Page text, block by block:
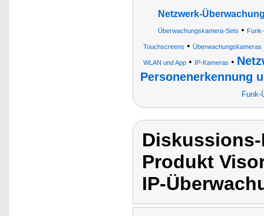
Netzwerk-
Überwachungskamera-Sets •
Touchscreens • Überwachungskameras
WLAN und App • IP-Kameras •
Personenerkennung
Funk-
Produkt
IP-